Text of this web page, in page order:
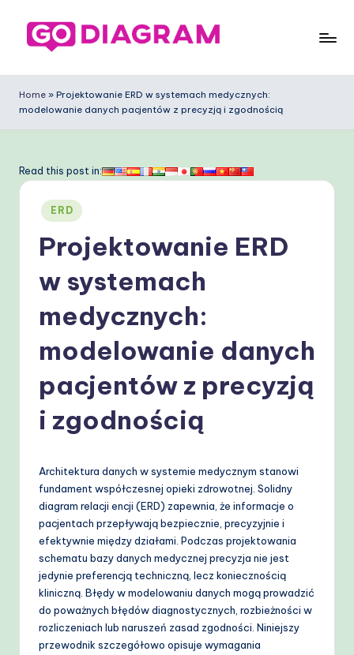
o
D
g
ra
m
ol
A
W
o
Home » Projektowanie ERD w systemach medycznych:
modelowanie danych pacjentów z precyzją i zgodnością
Read this post in:
Posted
in
ERD
Projektowanie ERD
w systemach
medycznych:
modelowanie danych
pacjentów z precyzją
i zgodnością
Architektura danych w systemie medycznym stanowi
fundament współczesnej opieki zdrowotnej. Solidny
diagram relacji encji (ERD) zapewnia, że informacje o
pacjentach przepływają bezpiecznie, precyzyjnie i
efektywnie między działami. Podczas projektowania
schematu bazy danych medycznej precyzja nie jest
jedynie preferencją techniczną, lecz koniecznością
kliniczną. Błędy w modelowaniu danych mogą prowadzić
do poważnych błędów diagnostycznych, rozbieżności w
rozliczeniach lub naruszeń zasad zgodności. Niniejszy
przewodnik szczegółowo opisuje wymagania